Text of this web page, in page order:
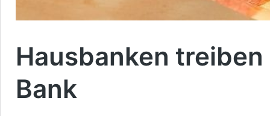
Hausbanken
Bank